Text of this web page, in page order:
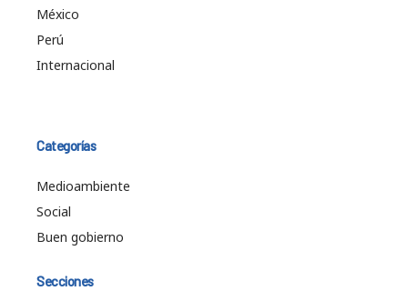
México
Perú
Internacional
Categorías
Medioambiente
Social
Buen gobierno
Secciones